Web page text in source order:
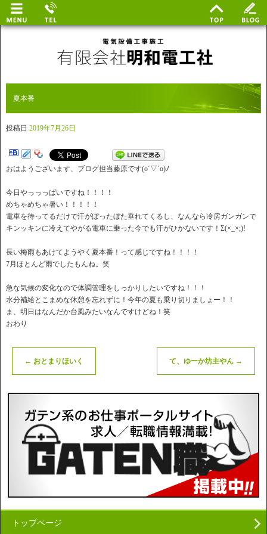
夏本番
投稿日 2019年7月26日
おはようございます、ブログ担当藤原です(o´▽`o)ﾉ
今日やっっっばいですね！！！！
めちゃめちゃ暑い！！！！！
電車を待ってるだけで汗がぼったぼた垂れてくるし、なんなら冷房ガンガンで
キンッキンに冷えてやがる電車に乗った今でも汗がひかないです！Σ(×_×;)!
長い梅雨もあけてようやく夏本番！って感じですね！！！！
7月ほとんど雨でしたもんね。笑
急な気候の変化なので体調管理をしっかりしたいですね！！！
水分補給とこまめな休憩を忘れずに！今年の夏も乗り切りましょー！！
ま、明日はなんだか台風みたいなんですけどね！笑
おわり
← おとまりほいく て、ゆーか坊主やん →
トップページ